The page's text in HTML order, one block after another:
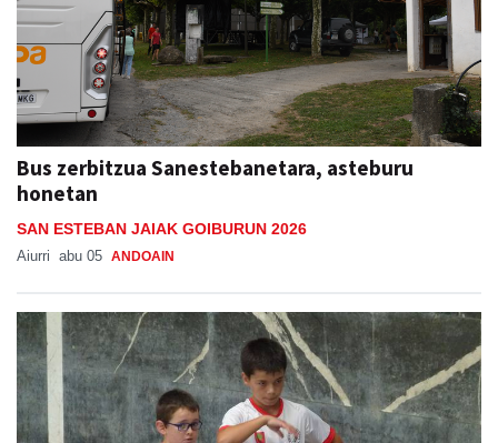
Bus zerbitzua Sanestebanetara, asteburu
honetan
SAN ESTEBAN JAIAK GOIBURUN 2026
Aiurri abu 05 ANDOAIN